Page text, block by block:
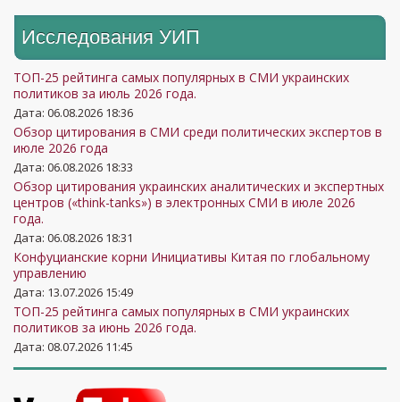
Исследования УИП
ТОП-25 рейтинга самых популярных в СМИ украинских
политиков за июль 2026 года.
Дата: 06.08.2026 18:36
Обзор цитирования в СМИ среди политических экспертов в
июле 2026 года
Дата: 06.08.2026 18:33
Обзор цитирования украинских аналитических и экспертных
центров («think-tanks») в электронных СМИ в июле 2026
года.
Дата: 06.08.2026 18:31
Конфуцианские корни Инициативы Китая по глобальному
управлению
Дата: 13.07.2026 15:49
ТОП-25 рейтинга самых популярных в СМИ украинских
политиков за июнь 2026 года.
Дата: 08.07.2026 11:45